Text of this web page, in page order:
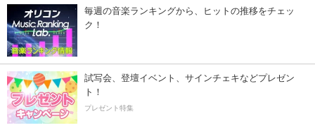
毎週の音楽ランキングから、ヒットの推移をチェッ
ク！
試写会、登壇イベント、サインチェキなどプレゼン
ト！
プレゼント特集